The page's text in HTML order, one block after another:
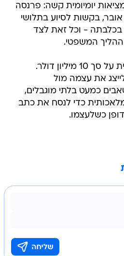
יומיומית קשה: פרנסה
בקשות לסיוע בתלושי
בכלבתה - וכל זאת לצד
המשפטי.
היא הגישה תביעה נגדית על סך 10 מיליון דולר.
את עצמה מול
כמעט בלתי מוגבלים,
כדי לנסח את כתב
כשלעצמו.